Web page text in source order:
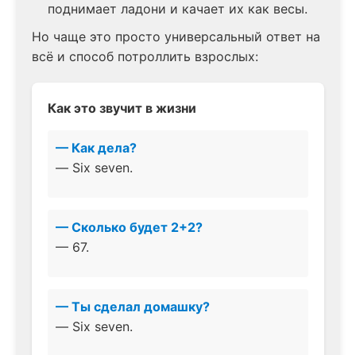
поднимает ладони и качает их как весы.
Но чаще это просто универсальный ответ на
всё и способ потроллить взрослых:
Как это звучит в жизни
— Как дела?
— Siх seven.
— Сколько будет 2+2?
— 67.
— Ты сделал домашку?
— Six seven.